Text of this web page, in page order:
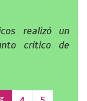
realizó un
crítico de